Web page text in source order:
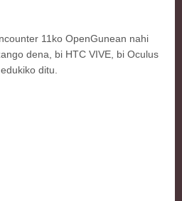
11ko OpenGunean nahi
dena, bi HTC VIVE, bi Oculus
ditu.